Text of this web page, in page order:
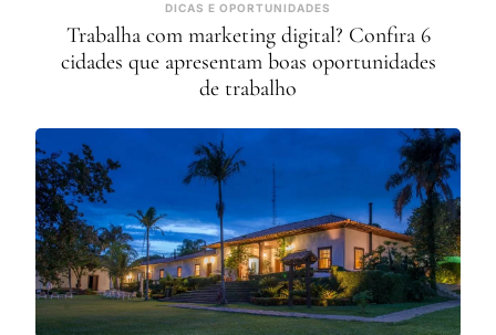
DICAS E OPORTUNIDADES
Trabalha com marketing digital? Confira 6
cidades que apresentam boas oportunidades
de trabalho